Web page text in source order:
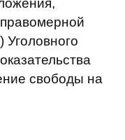
свободы на